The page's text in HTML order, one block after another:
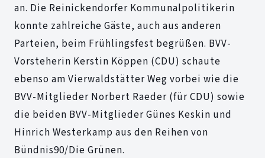
an. Die Reinickendorfer Kommunalpolitikerin
konnte zahlreiche Gäste, auch aus anderen
Parteien, beim Frühlingsfest begrüßen. BVV-
Vorsteherin Kerstin Köppen (CDU) schaute
ebenso am Vierwaldstätter Weg vorbei wie die
BVV-Mitglieder Norbert Raeder (für CDU) sowie
die beiden BVV-Mitglieder Günes Keskin und
Hinrich Westerkamp aus den Reihen von
Bündnis90/Die Grünen.